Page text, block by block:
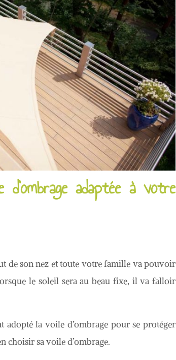
adaptée à votre
de son nez et toute votre famille va pouvoir
le soleil sera au beau fixe, il va falloir
la voile d’ombrage pour se protéger
choisir sa voile d’ombrage.